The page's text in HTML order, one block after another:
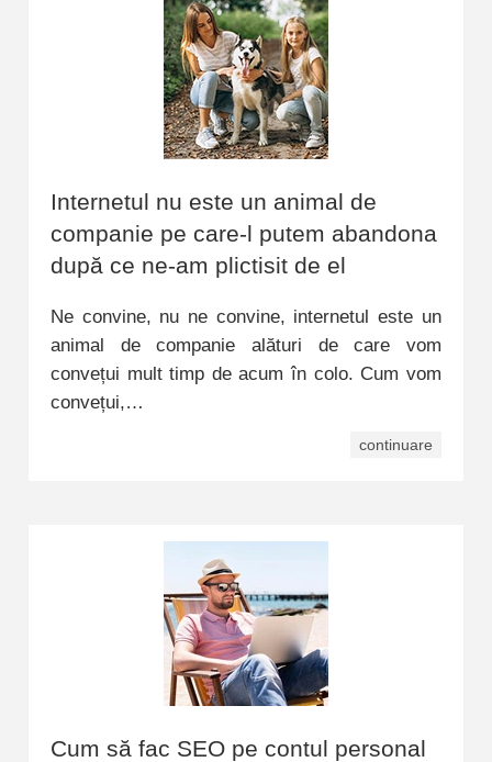
Internetul nu este un animal de
companie pe care-l putem abandona
după ce ne-am plictisit de el
Ne convine, nu ne convine, internetul este un
animal de companie alături de care vom
convețui mult timp de acum în colo. Cum vom
convețui,…
continuare
Cum să fac SEO pe contul personal